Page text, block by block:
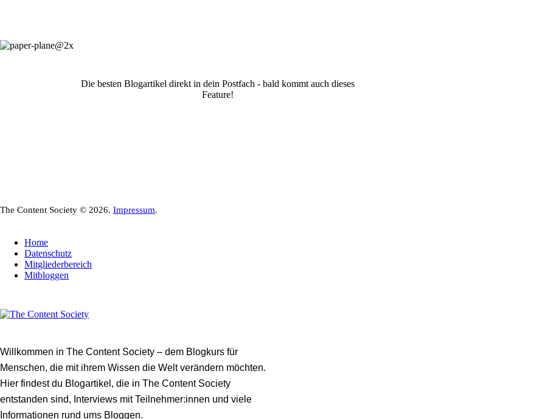
Die besten Blogartikel direkt in dein Postfach - bald kommt auch dieses
Feature!
The Content Society © 2026. Impressum.
Home
Datenschutz
Mitgliederbereich
Mitbloggen
Willkommen in The Content Society – dem Blogkurs für
Menschen, die mit ihrem Wissen die Welt verändern möchten.
Hier findest du Blogartikel, die in The Content Society
entstanden sind, Interviews mit Teilnehmer:innen und viele
Informationen rund ums Bloggen.